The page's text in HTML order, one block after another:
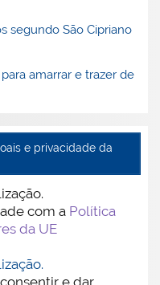
segundo São Cipriano
amarrar e trazer de
e privacidade da
com a Política
da UE